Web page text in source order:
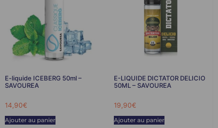
E-liquide ICEBERG 50ml –
SAVOUREA
14,90€
Ajouter au panier
E-LIQUIDE DICTATOR DELICIO
50ML – SAVOUREA
19,90€
Ajouter au panier